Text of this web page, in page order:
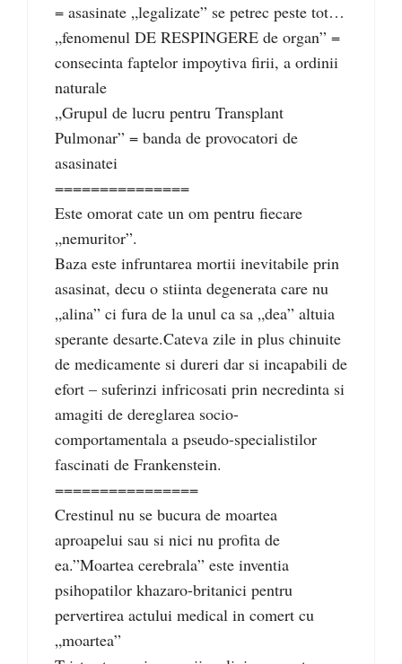
= asasinate „legalizate” se petrec peste tot…
„fenomenul DE RESPINGERE de organ” =
consecinta faptelor impoytiva firii, a ordinii
naturale
„Grupul de lucru pentru Transplant
Pulmonar” = banda de provocatori de
asasinatei
===============
Este omorat cate un om pentru fiecare
„nemuritor”.
Baza este infruntarea mortii inevitabile prin
asasinat, decu o stiinta degenerata care nu
„alina” ci fura de la unul ca sa „dea” altuia
sperante desarte.Cateva zile in plus chinuite
de medicamente si dureri dar si incapabili de
efort – suferinzi infricosati prin necredinta si
amagiti de dereglarea socio-
comportamentala a pseudo-specialistilor
fascinati de Frankenstein.
================
Crestinul nu se bucura de moartea
aproapelui sau si nici nu profita de
ea.”Moartea cerebrala” este inventia
psihopatilor khazaro-britanici pentru
pervertirea actului medical in comert cu
„moartea”